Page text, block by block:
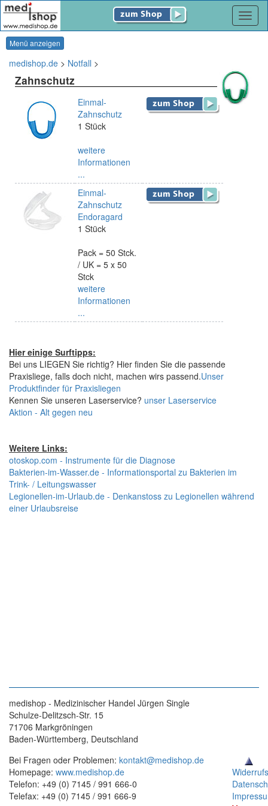
Menü anzeigen
medishop.de > Notfall >
Zahnschutz
Einmal-
Zahnschutz
1 Stück
weitere
Informationen
...
Einmal-
Zahnschutz
Endoragard
1 Stück
Pack = 50 Stck.
/ UK = 5 x 50
Stck
weitere
Informationen
...
Hier einige Surftipps:
Bei uns LIEGEN Sie richtig? Hier finden Sie die passende
Praxisliege, falls doch nicht, machen wirs passend.Unser
Produktfinder für Praxisliegen
Kennen Sie unseren Laserservice? unser Laserservice
Aktion - Alt gegen neu
Weitere Links:
otoskop.com - Instrumente für die Diagnose
Bakterien-im-Wasser.de - Informationsportal zu Bakterien im
Trink- / Leitungswasser
Legionellen-im-Urlaub.de - Denkanstoss zu Legionellen während
einer Urlaubsreise
medishop - Medizinischer Handel Jürgen Single
Schulze-Delitzsch-Str. 15
71706 Markgröningen
Baden-Württemberg, Deutschland
Bei Fragen oder Problemen: kontakt@medishop.de
Homepage: www.medishop.de
Telefon: +49 (0) 7145 / 991 666-0
Telefax: +49 (0) 7145 / 991 666-9